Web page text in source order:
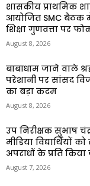
शासकीय प्राथमिक
आयोजित SMC बैठक
शिक्षा गुणवत्ता पर
August 8, 2026
बाबाधाम जाने वाले
परेशानी पर सांसद
का बड़ा कदम
August 8, 2026
उप निरीक्षक सुभाष
मीडिया विद्यार्थियों
अपराधों के प्रति
August 7, 2026